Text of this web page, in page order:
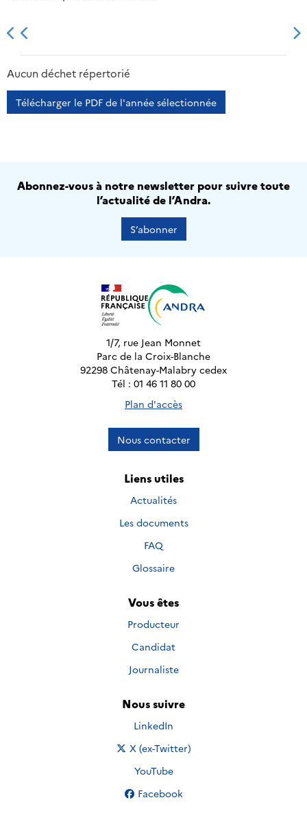
2013 2014
Aucun déchet répertorié
Télécharger le PDF de l'année sélectionnée
Abonnez-vous à notre newsletter pour suivre toute
l’actualité de l’Andra.
S’abonner
1/7, rue Jean Monnet
Parc de la Croix-Blanche
92298 Châtenay-Malabry cedex
Tél : 01 46 11 80 00
Plan d'accès
Nous contacter
Liens utiles
Actualités
Les documents
FAQ
Glossaire
Vous êtes
Producteur
Candidat
Journaliste
Nous suivre
Nous suivre sur
LinkedIn
Nous suivre sur
X (ex-Twitter)
Nous suivre sur
YouTube
Nous suivre sur
Facebook